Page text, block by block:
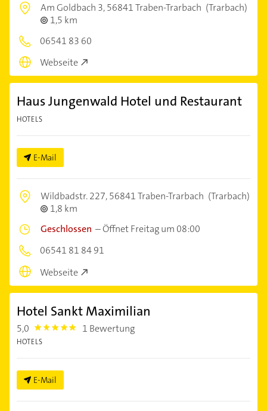
Am Goldbach 3,56841 Traben-Trarbach (Trarbach)
1,5 km
06541 83 60
Webseite
Haus Jungenwald Hotel und Restaurant
HOTELS
E-Mail
Wildbadstr. 227,56841 Traben-Trarbach (Trarbach)
1,8 km
Geschlossen –Öffnet Freitag um 08:00
06541 81 84 91
Webseite
Hotel Sankt Maximilian
5,0 5.0 1 Bewertung
HOTELS
E-Mail